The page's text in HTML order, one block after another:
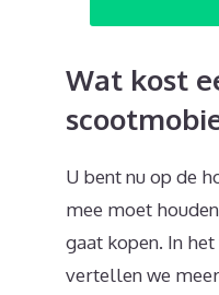
Wat kost
U bent nu op de
mee moet
gaat kopen. In
vertellen we